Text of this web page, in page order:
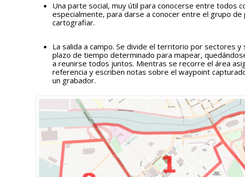
Una parte social, muy útil para conocerse entre todos
especialmente, para darse a conocer entre el grupo
cartografiar.
La salida a campo. Se divide el territorio por sectores
plazo de tiempo determinado para mapear,
a reunirse todos juntos. Mientras se recorre el área
referencia y escriben notas sobre el waypoint
un grabador.